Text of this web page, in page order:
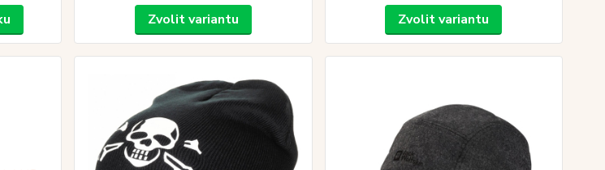
Zvolit variantu Zvolit variantu